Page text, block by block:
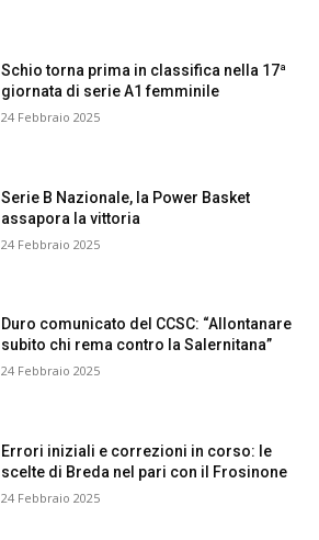
Schio torna prima in classifica nella 17ª
giornata di serie A1 femminile
24 Febbraio 2025
Serie B Nazionale, la Power Basket
assapora la vittoria
24 Febbraio 2025
Duro comunicato del CCSC: “Allontanare
subito chi rema contro la Salernitana”
24 Febbraio 2025
Errori iniziali e correzioni in corso: le
scelte di Breda nel pari con il Frosinone
24 Febbraio 2025